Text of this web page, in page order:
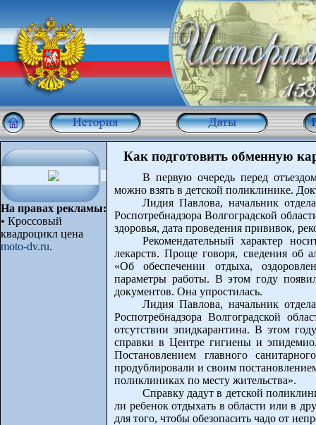
На правах рекламы:
• Кроссовый
квадроцикл цена
moto-dv.ru.
Как подготовить обменную
В первую очередь перед
можно взять в детской поликлинике.
Лидия Павлова, начальник
Роспотребнадзора Волгоградской
здоровья, дата проведения прививок,
Рекомендательный характер
лекарств. Проще говоря, сведения об
«Об обеспечении отдыха,
параметры работы. В этом году
документов. Она упростилась.
Лидия Павлова, начальник
Роспотребнадзора Волгоградской
отсутствии эпидкарантина. В этом
справки в Центре гигиены и
Постановлением главного
продублировали и своим
поликлиниках по месту жительства».
Справку дадут в детской
ли ребенок отдыхать в области или в
для того, чтобы обезопасить чадо от